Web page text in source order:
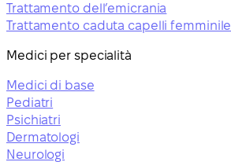
Trattamento dell’emicrania
Trattamento caduta capelli femminile
Medici per specialità
Medici di base
Pediatri
Psichiatri
Dermatologi
Neurologi